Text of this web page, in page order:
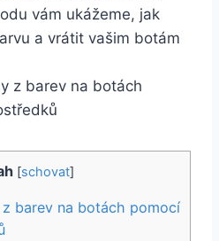
vám ukážeme, jak⁢
a‌ vrátit vašim botám
[schovat]
barev na botách ⁤pomocí